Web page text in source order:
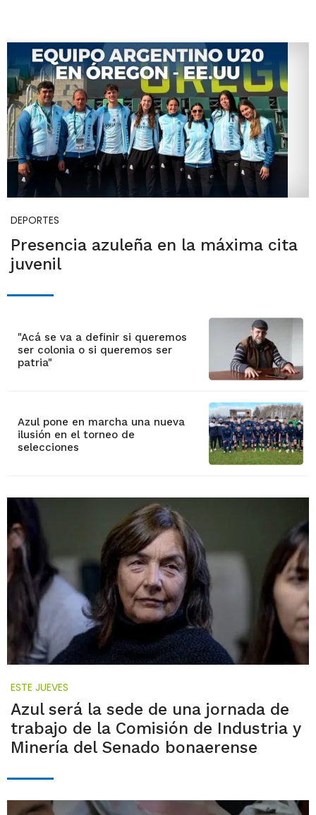
DEPORTES
Presencia azuleña en la máxima cita
juvenil
"Acá se va a definir si queremos
ser colonia o si queremos ser
patria"
Azul pone en marcha una nueva
ilusión en el torneo de
selecciones
ESTE JUEVES
Azul será la sede de una jornada de
trabajo de la Comisión de Industria y
Minería del Senado bonaerense